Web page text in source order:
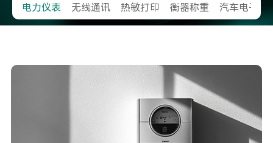
电力仪表 无线通讯 热敏打印 衡器称重 汽车电子